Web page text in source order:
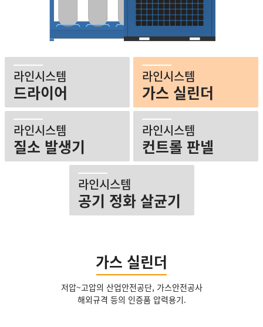
라인시스템
드라이어
라인시스템
가스 실린더
라인시스템
질소 발생기
라인시스템
컨트롤 판넬
라인시스템
공기 정화 살균기
가스 실린더
저압~고압의 산업안전공단, 가스안전공사
해외규격 등의 인증품 압력용기.